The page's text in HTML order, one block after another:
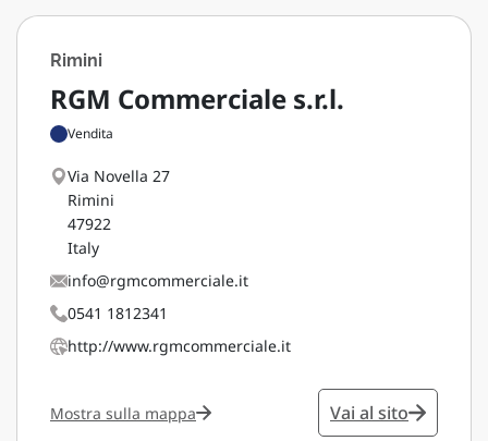
Rimini
RGM Commerciale s.r.l.
Vendita
Via Novella 27
Rimini
47922
Italy
info@rgmcommerciale.it
0541 1812341
http://www.rgmcommerciale.it
Mostra sulla mappa Vai al sito